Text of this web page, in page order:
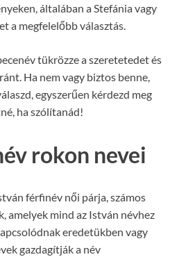
általában a Stefánia vagy
a megfelelőbb választás.
tükrözze a szeretetedet és
Ha nem vagy biztos benne,
egyszerűen kérdezd meg
ha szólítanád!
rokon nevei
férfinév női párja, számos
amelyek mind az István névhez
eredetükben vagy
gazdagítják a név